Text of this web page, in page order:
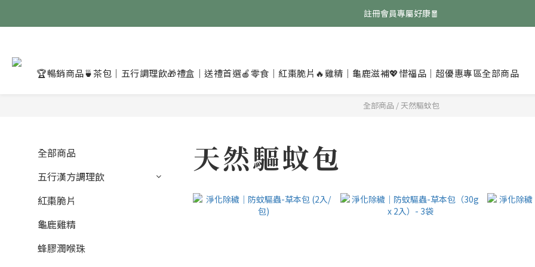
免費領取『均衡養生飲』點擊領取👉
註冊會員專屬好康🧧
🏆暢銷商品🍵茶包｜五行調理飲🎁禮盒｜送禮首選🍎零食｜紅棗脆片 🔥雞精｜龜鹿滋補💖惜福品｜超優惠專區全部商品
全部商品 / 天然驅蚊包
全部商品
五行漢方調理飲
紅棗脆片
龜鹿雞精
蜂膠潤喉珠
天然驅蚊包